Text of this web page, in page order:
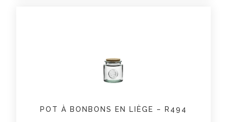
POT À BONBONS EN LIÈGE – R494